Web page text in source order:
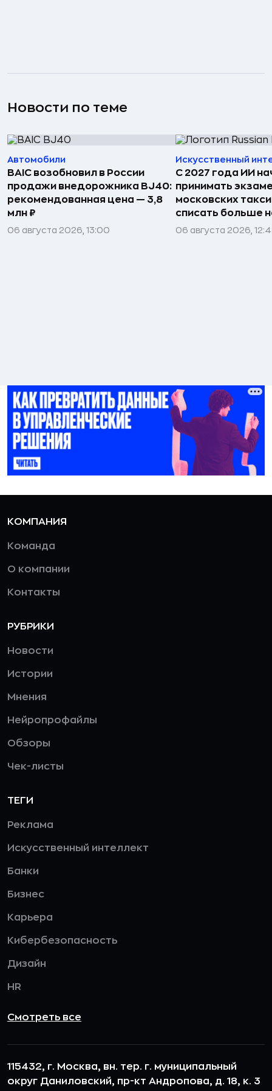
Новости по теме
Автомобили
BAIC возобновил в России
продажи внедорожника BJ40:
рекомендованная цена — 3,8
млн ₽
06 августа 2026, 13:00
Искусственный
С 2027 года ИИ
принимать
московских
списать больше
06 августа 2026,
КОМПАНИЯ
Команда
О компании
Контакты
РУБРИКИ
Новости
Истории
Мнения
Нейропрофайлы
Обзоры
Чек-листы
ТЕГИ
Реклама
Искусственный интеллект
Банки
Бизнес
Карьера
Кибербезопасность
Дизайн
HR
Смотреть все
115432, г. Москва, вн. тер. г. муниципальный
округ Даниловский, пр-кт Андропова, д. 18, к. 3